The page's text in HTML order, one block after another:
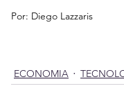
Por: Diego Lazzaris
ECONOMIA